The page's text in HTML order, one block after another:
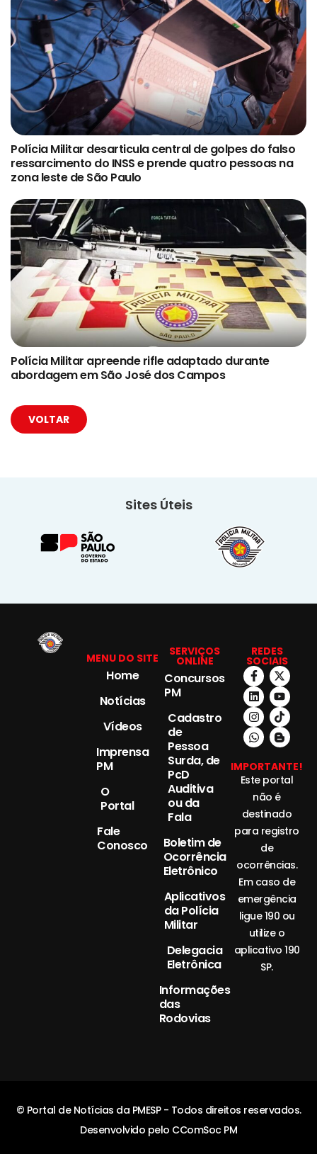
Polícia Militar desarticula central de golpes do falso
ressarcimento do INSS e prende quatro pessoas na
zona leste de São Paulo
Polícia Militar apreende rifle adaptado durante
abordagem em São José dos Campos
VOLTAR
Sites Úteis
MENU DO SITE
Home
Notícias
Vídeos
Imprensa
PM
O
Portal
Fale
Conosco
SERVIÇOS
ONLINE
Concursos
PM
Cadastro
de
Pessoa
Surda, de
PcD
Auditiva
ou da
Fala
Boletim de
Ocorrência
Eletrônico
Aplicativos
da Polícia
Militar
Delegacia
Eletrônica
Informações
das
Rodovias
REDES
SOCIAIS
IMPORTANTE!
Este portal
não é
destinado
para registro
de
ocorrências.
Em caso de
emergência
ligue 190 ou
utilize o
aplicativo 190
SP.
© Portal de Notícias da PMESP - Todos direitos reservados.
Desenvolvido pelo CComSoc PM